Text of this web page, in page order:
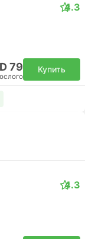
4.3
79 Купить
4.3